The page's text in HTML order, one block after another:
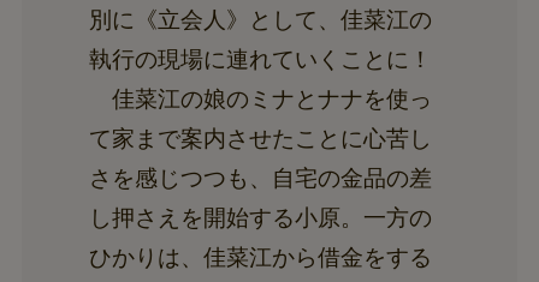
別に《立会人》として、佳菜江の
執行の現場に連れていくことに！
佳菜江の娘のミナとナナを使っ
て家まで案内させたことに心苦し
さを感じつつも、自宅の金品の差
し押さえを開始する小原。一方の
ひかりは、佳菜江から借金をする